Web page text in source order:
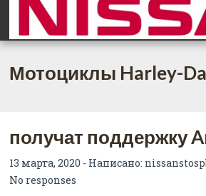
Мотоциклы Harley-
получат поддержку
13 марта, 2020 - Написано:
No responses